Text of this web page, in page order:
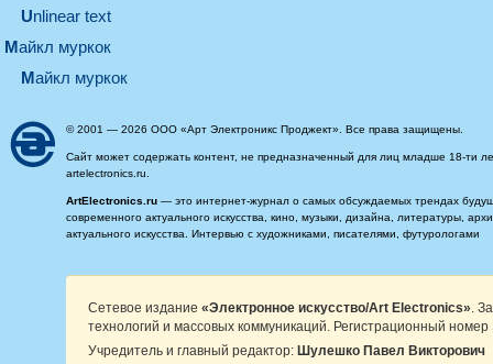
Unlinear text
майкл муркок
майкл муркок
© 2001 — 2026 ООО «Арт Электроникс Проджект». Все права защищены.
Сайт может содержать контент, не предназначенный для лиц младше 18-ти
artelectronics.ru.
ArtElectronics.ru — это интернет-журнал о самых обсуждаемых трендах
современного актуального искусства, кино, музыки, дизайна, литературы,
актуального искусства. Интервью с художниками, писателями, футурологами
Сетевое издание «Электронное искусство/Art Electronics» .
технологий и массовых коммуникаций. Регистрационный
Учредитель и главный редактор: Шулешко Павел Викторович